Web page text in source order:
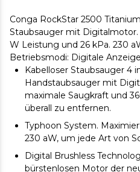
Conga RockStar 2500
Staubsauger mit
W Leistung und 26 kPa. 230
Betriebsmodi: Digitale
Kabelloser Staubsauger 4
Handstaubsauger mit
maximale Saugkraft und
überall zu entfernen.
Typhoon System.
230 aW, um jede Art von
Digital Brushless
bürstenlosen Motor der